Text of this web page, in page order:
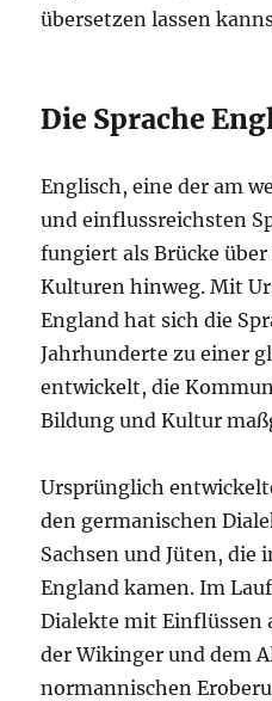
übersetzen lassen
Die Sprache
Englisch, eine der am
und einflussreichsten
fungiert als Brücke
Kulturen hinweg. Mit
England hat sich die
Jahrhunderte zu einer
entwickelt, die
Bildung und Kultur
Ursprünglich
den germanischen
Sachsen und Jüten,
England kamen. Im
Dialekte mit Einflüssen
der Wikinger und dem
normannischen